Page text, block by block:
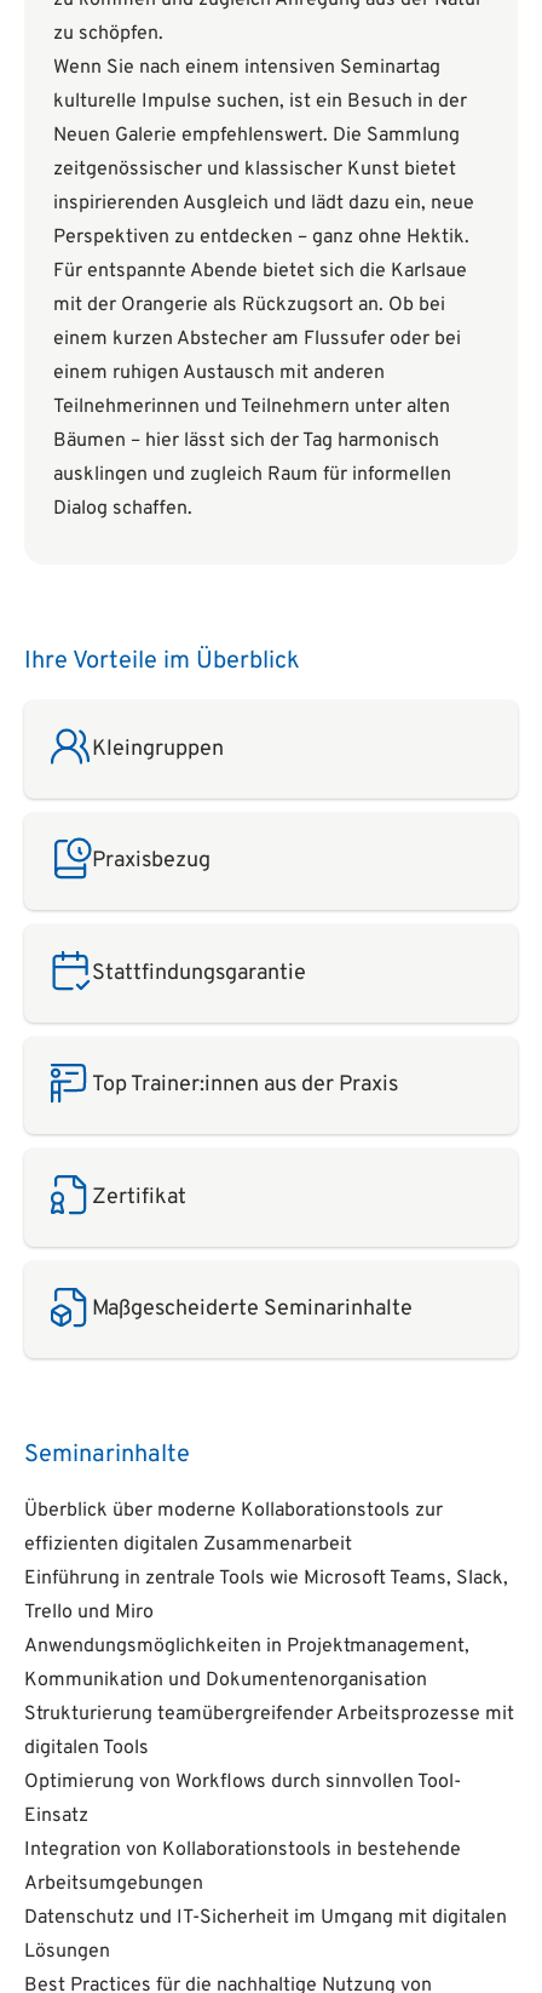
zu schöpfen.
Wenn Sie nach einem intensiven Seminartag
kulturelle Impulse suchen, ist ein Besuch in der
Neuen Galerie empfehlenswert. Die Sammlung
zeitgenössischer und klassischer Kunst bietet
inspirierenden Ausgleich und lädt dazu ein, neue
Perspektiven zu entdecken – ganz ohne Hektik.
Für entspannte Abende bietet sich die Karlsaue
mit der Orangerie als Rückzugsort an. Ob bei
einem kurzen Abstecher am Flussufer oder bei
einem ruhigen Austausch mit anderen
Teilnehmerinnen und Teilnehmern unter alten
Bäumen – hier lässt sich der Tag harmonisch
ausklingen und zugleich Raum für informellen
Dialog schaffen.
Ihre Vorteile im Überblick
Kleingruppen
Praxisbezug
Stattfindungsgarantie
Top Trainer:innen aus der Praxis
Zertifikat
Maßgescheiderte Seminarinhalte
Seminarinhalte
Überblick über moderne Kollaborationstools zur
effizienten digitalen Zusammenarbeit
Einführung in zentrale Tools wie Microsoft Teams, Slack,
Trello und Miro
Anwendungsmöglichkeiten in Projektmanagement,
Kommunikation und Dokumentenorganisation
Strukturierung teamübergreifender Arbeitsprozesse mit
digitalen Tools
Optimierung von Workflows durch sinnvollen Tool-
Einsatz
Integration von Kollaborationstools in bestehende
Arbeitsumgebungen
Datenschutz und IT-Sicherheit im Umgang mit digitalen
Lösungen
Best Practices für die nachhaltige Nutzung von